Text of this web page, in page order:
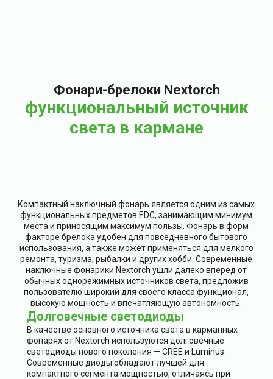
Фонари-брелоки Nextorch
функциональный источник
света в кармане
Компактный наключный фонарь является одним из самых
функциональных предметов EDC, занимающим минимум
места и приносящим максимум пользы. Фонарь в форм
факторе брелока удобен для повседневного бытового
использования, а также может применяться для мелкого
ремонта, туризма, рыбалки и других хобби. Современные
наключные фонарики Nextorch ушли далеко вперед от
обычных однорежимных источников света, предложив
пользователю широкий для своего класса функционал,
высокую мощность и впечатляющую автономность.
Долговечные светодиоды
В качестве основного источника света в карманных
фонарях от Nextorch используются долговечные
светодиоды нового поколения — CREE и Luminus.
Современные диоды обладают лучшей для
компактного сегмента мощностью, отличаясь при